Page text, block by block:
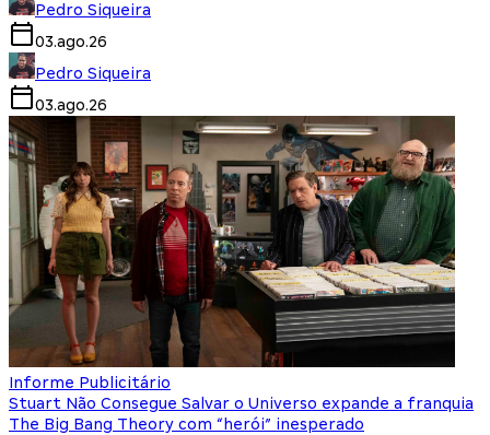
Pedro Siqueira
03.ago.26
Pedro Siqueira
03.ago.26
Informe Publicitário
Stuart Não Consegue Salvar o Universo expande a franquia
The Big Bang Theory com “herói” inesperado